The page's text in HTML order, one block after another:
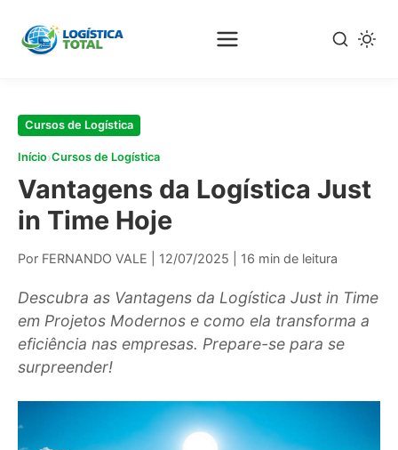
para
Cursos de Logística
Início›Cursos de Logística
Vantagens da Logística Just
in Time Hoje
Por FERNANDO VALE 12/07/2025 16 min de leitura
Descubra as Vantagens da Logística Just in Time
em Projetos Modernos e como ela transforma a
eficiência nas empresas. Prepare-se para se
surpreender!